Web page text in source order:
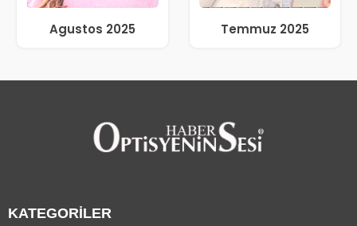
Agustos 2025 Temmuz 2025
KATEGORİLER